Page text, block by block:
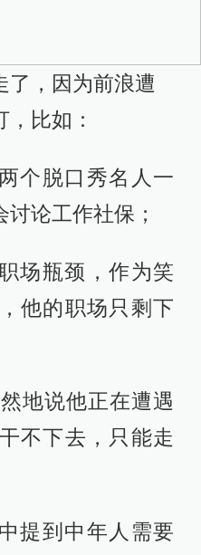
了，因为前浪遭
比如：
个脱口秀名人一
论工作社保；
场瓶颈，作为笑
他的职场只剩下
地说他正在遭遇
不下去，只能走
提到中年人需要